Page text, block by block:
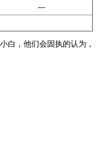
---
白，他们会固执的认为，